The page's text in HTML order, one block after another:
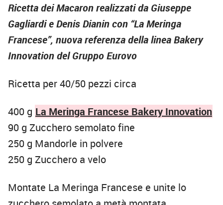
Ricetta dei Macaron realizzati da Giuseppe
Gagliardi e Denis Dianin con “La Meringa
Francese”, nuova referenza della linea Bakery
Innovation del Gruppo Eurovo
Ricetta per 40/50 pezzi circa
400 g La Meringa Francese Bakery Innovation
90 g Zucchero semolato fine
250 g Mandorle in polvere
250 g Zucchero a velo
Montate La Meringa Francese e unite lo